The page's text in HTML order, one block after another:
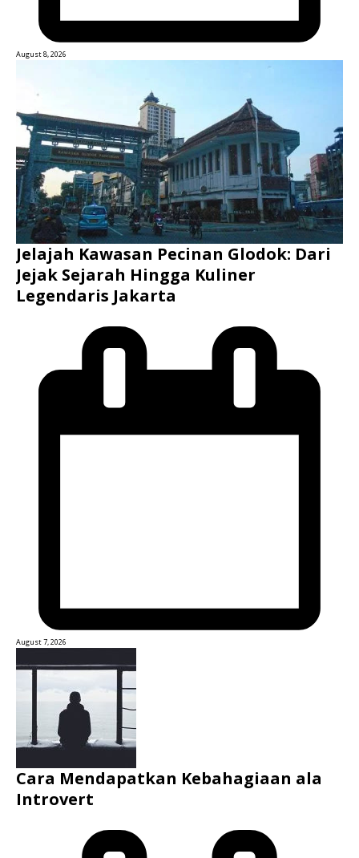
August 8, 2026
Jelajah Kawasan Pecinan Glodok: Dari
Jejak Sejarah Hingga Kuliner
Legendaris Jakarta
August 7, 2026
Cara Mendapatkan Kebahagiaan ala
Introvert